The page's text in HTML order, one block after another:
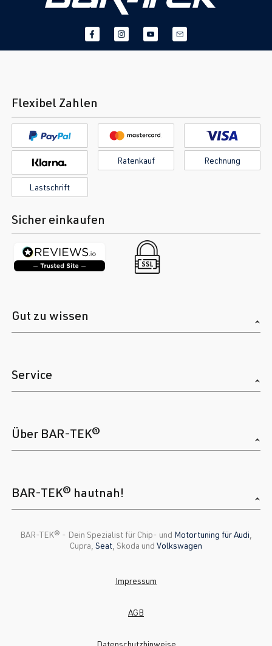
Flexibel Zahlen
Ratenkauf Rechnung
Lastschrift
Sicher einkaufen
Gut zu wissen
Service
Über BAR-TEK®
BAR-TEK® hautnah!
BAR-TEK®️ - Dein Spezialist für Chip- und Motortuning für Audi
Cupra, Seat , Skoda und Volkswagen
Impressum
AGB
Datenschutzhinweise